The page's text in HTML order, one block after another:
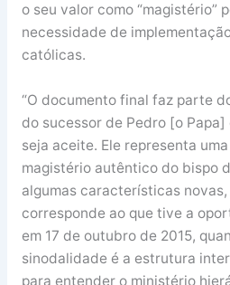
o seu valor como “magistério”
necessidade de
católicas.
“O documento final faz parte
do sucessor de Pedro [o
seja aceite. Ele representa
magistério autêntico do bispo
algumas características
corresponde ao que tive a
em 17 de outubro de 2015,
sinodalidade é a estrutura
para entender o ministério